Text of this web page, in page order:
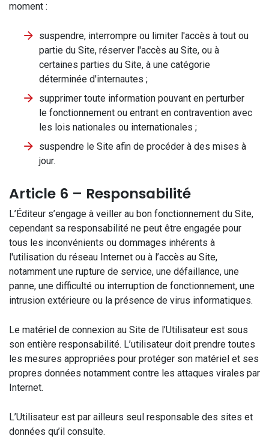
moment :
suspendre, interrompre ou limiter l'accès à tout ou
partie du Site, réserver l'accès au Site, ou à
certaines parties du Site, à une catégorie
déterminée d'internautes ;
supprimer toute information pouvant en perturber
le fonctionnement ou entrant en contravention avec
les lois nationales ou internationales ;
suspendre le Site afin de procéder à des mises à
jour.
Article 6 – Responsabilité
L’Éditeur s’engage à veiller au bon fonctionnement du Site,
cependant sa responsabilité ne peut être engagée pour
tous les inconvénients ou dommages inhérents à
l'utilisation du réseau Internet ou à l’accès au Site,
notamment une rupture de service, une défaillance, une
panne, une difficulté ou interruption de fonctionnement, une
intrusion extérieure ou la présence de virus informatiques.
Le matériel de connexion au Site de l’Utilisateur est sous
son entière responsabilité. L’utilisateur doit prendre toutes
les mesures appropriées pour protéger son matériel et ses
propres données notamment contre les attaques virales par
Internet.
L’Utilisateur est par ailleurs seul responsable des sites et
données qu’il consulte.